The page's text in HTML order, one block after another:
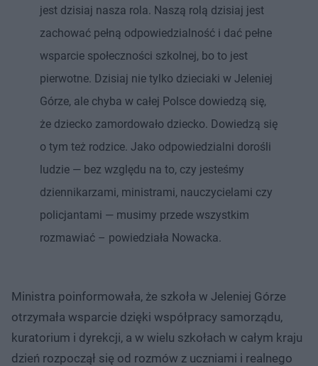
jest dzisiaj nasza rola. Naszą rolą dzisiaj jest
zachować pełną odpowiedzialność i dać pełne
wsparcie społeczności szkolnej, bo to jest
pierwotne. Dzisiaj nie tylko dzieciaki w Jeleniej
Górze, ale chyba w całej Polsce dowiedzą się,
że dziecko zamordowało dziecko. Dowiedzą się
o tym też rodzice. Jako odpowiedzialni dorośli
ludzie — bez względu na to, czy jesteśmy
dziennikarzami, ministrami, nauczycielami czy
policjantami — musimy przede wszystkim
rozmawiać – powiedziała Nowacka.
Ministra poinformowała, że szkoła w Jeleniej Górze
otrzymała wsparcie dzięki współpracy samorządu,
kuratorium i dyrekcji, a w wielu szkołach w całym kraju
dzień rozpoczął się od rozmów z uczniami i realnego